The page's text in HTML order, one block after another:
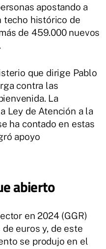
apostando a
techo histórico de
de 459.000 nuevos
que dirige Pablo
contra las
La
Ley de Atención a la
ha contado en estas
apoyo
abierto
en 2024 (GGR)
euros y, de este
se produjo en el